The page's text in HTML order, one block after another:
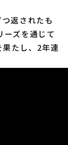
返されたも
ーズを通じて
たし、2年連